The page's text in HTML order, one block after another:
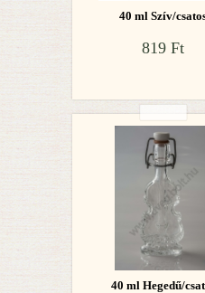
40 ml Szív/
819 Ft
40 ml Hegedű/